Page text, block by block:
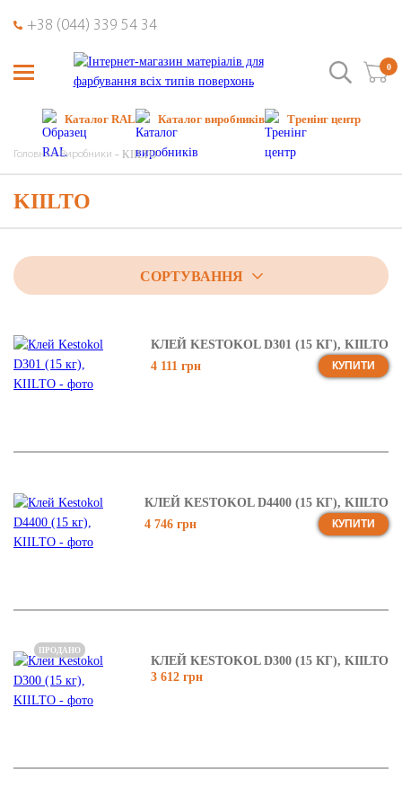
+38 (044) 339 54 34
0
Каталог RAL Каталог виробників Тренінг центр
Головна Виробники KIILTO
KIILTO
СОРТУВАННЯ
КЛЕЙ KESTOKOL D301 (15 КГ), KIILTO
4 111 грн
КУПИТИ
КЛЕЙ KESTOKOL D4400 (15 КГ), KIILTO
4 746 грн
КУПИТИ
КЛЕЙ KESTOKOL D300 (15 КГ), KIILTO
3 612 грн
ПРОДАНО